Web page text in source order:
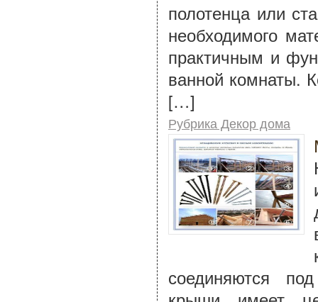
полотенца или
необходимого
практичным и
ванной комнаты.
[…]
Рубрика Декор дома
соединяются